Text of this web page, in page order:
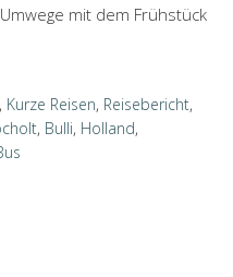
mit dem Frühstück
, Kurze Reisen, Reisebericht,
, Bulli, Holland,